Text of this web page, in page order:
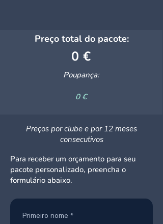
0 €
0 €
Preço total do pacote:
Poupança:
Preços por clube e por 12 meses
consecutivos
Para receber um orçamento para seu
pacote personalizado, preencha o
formulário abaixo.
Primeiro nome *